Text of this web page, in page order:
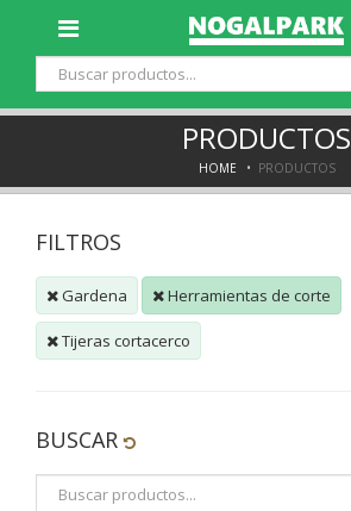
PRODUCTOS
HOME PRODUCTOS
FILTROS
Gardena Herramientas de corte
Tijeras cortacerco
BUSCAR